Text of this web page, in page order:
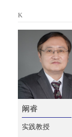
K
阚睿
实践教授